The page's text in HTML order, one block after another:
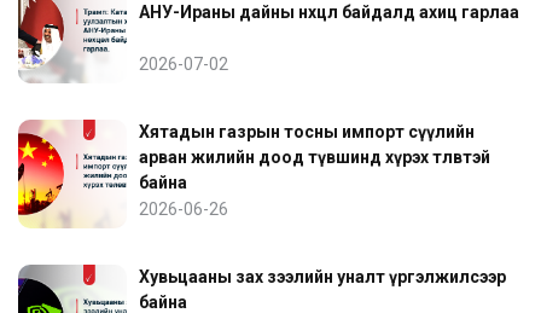
АНУ-Ираны дайны нөхцөл байдалд ахиц гарлаа
2026-07-02
Хятадын газрын тосны импорт сүүлийн
арван жилийн доод түвшинд хүрэх төлөвтэй
байна
2026-06-26
Хувьцааны зах зээлийн уналт үргэлжилсээр
байна